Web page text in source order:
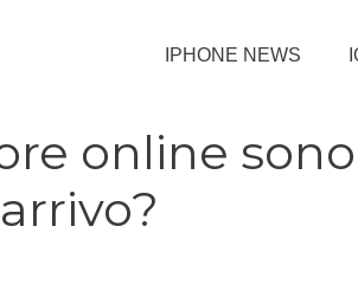
IPHONE NEWS
online